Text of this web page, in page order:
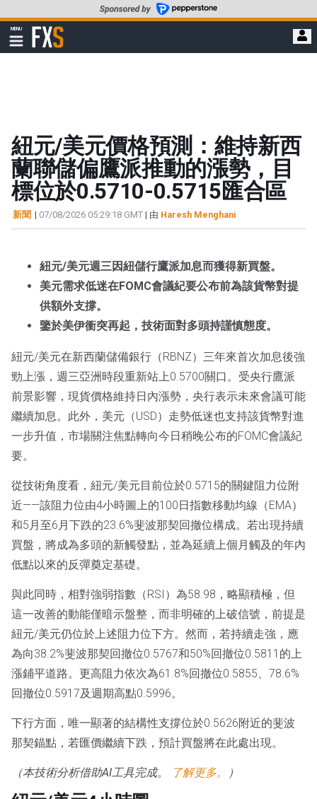
至
要
MENU
顯
示
FXStreet
紐元/美元價格預測：維持新西
蘭聯儲偏鷹派推動的漲勢，目
標位於0.5710-0.5715匯合區
新聞 | 07/08/2026 05:29:18 GMT | 由 Haresh Menghani
紐元/美元週三因紐儲行鷹派加息而獲得新買盤。
美元需求低迷在FOMC會議紀要公布前為該貨幣對提
供額外支撐。
鑒於美伊衝突再起，技術面對多頭持謹慎態度。
紐元/美元在新西蘭儲備銀行（RBNZ）三年來首次加息後強
勁上漲，週三亞洲時段重新站上0.5700關口。受央行鷹派
前景影響，現貨價格維持日內漲勢，央行表示未來會議可能
繼續加息。此外，美元（USD）走勢低迷也支持該貨幣對進
一步升值，市場關注焦點轉向今日稍晚公布的FOMC會議紀
要。
從技術角度看，紐元/美元目前位於0.5715的關鍵阻力位附
近——該阻力位由4小時圖上的100日指數移動均線（EMA）
和5月至6月下跌的23.6%斐波那契回撤位構成。若出現持續
買盤，將成為多頭的新觸發點，並為延續上個月觸及的年內
低點以來的反彈奠定基礎。
與此同時，相對強弱指數（RSI）為58.98，略顯積極，但
這一改善的動能僅暗示盤整，而非明確的上破信號，前提是
紐元/美元仍位於上述阻力位下方。然而，若持續走強，應
為向38.2%斐波那契回撤位0.5767和50%回撤位0.5811的上
漲鋪平道路。更高阻力依次為61.8%回撤位0.5855、78.6%
回撤位0.5917及週期高點0.5996。
下行方面，唯一顯著的結構性支撐位於0.5626附近的斐波
那契錨點，若匯價繼續下跌，預計買盤將在此處出現。
（本技術分析借助AI工具完成。 了解更多。 ）